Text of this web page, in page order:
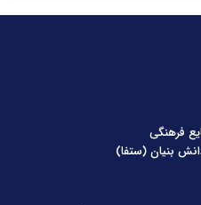
فرهنگی
بنیان (ستفا)